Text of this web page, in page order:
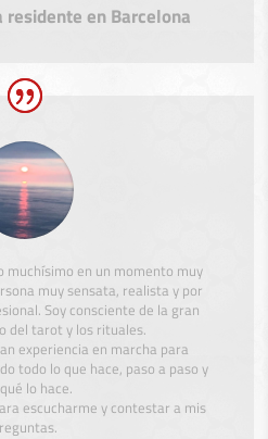
residente en Barcelona
muchísimo en un momento muy
muy sensata, realista y por
Soy consciente de la gran
del tarot y los rituales.
experiencia en marcha para
todo lo que hace, paso a paso y
lo hace.
escucharme y contestar a mis